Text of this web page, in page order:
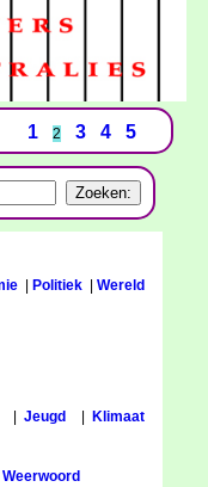
1 2 3 4 5
Politiek Wereld
Jeugd Klimaat
Weerwoord